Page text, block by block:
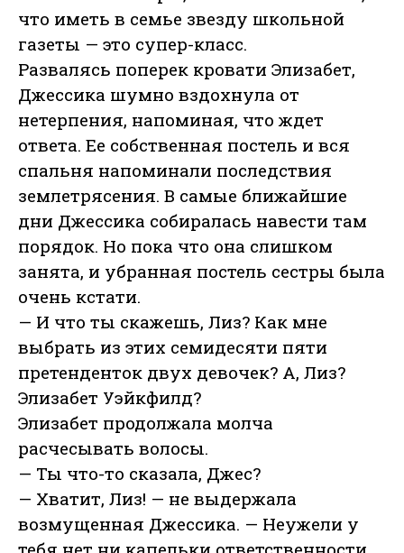
что иметь в семье звезду школьной
газеты — это супер-класс.
Развалясь поперек кровати Элизабет,
Джессика шумно вздохнула от
нетерпения, напоминая, что ждет
ответа. Ее собственная постель и вся
спальня напоминали последствия
землетрясения. В самые ближайшие
дни Джессика собиралась навести там
порядок. Но пока что она слишком
занята, и убранная постель сестры была
очень кстати.
— И что ты скажешь, Лиз? Как мне
выбрать из этих семидесяти пяти
претенденток двух девочек? А, Лиз?
Элизабет Уэйкфилд?
Элизабет продолжала молча
расчесывать волосы.
— Ты что-то сказала, Джес?
— Хватит, Лиз! — не выдержала
возмущенная Джессика. — Неужели у